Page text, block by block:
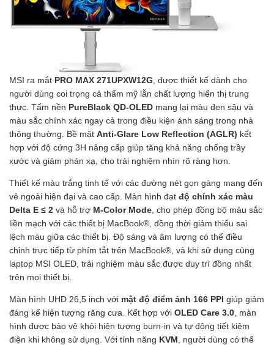
MSI ra mắt PRO MAX 271UPXW12G , được thiết kế dành cho
người dùng coi trọng cả thẩm mỹ lẫn chất lượng hiển thị trung
thực. Tấm nền PureBlack QD-OLED mang lại màu đen sâu và
màu sắc chính xác ngay cả trong điều kiện ánh sáng trong nhà
thông thường. Bề mặt Anti-Glare Low Reflection (AGLR) kết
hợp với độ cứng 3H nâng cấp giúp tăng khả năng chống trầy
xước và giảm phản xạ, cho trải nghiệm nhìn rõ ràng hơn.
Thiết kế màu trắng tinh tế với các đường nét gọn gàng mang đến
vẻ ngoài hiện đại và cao cấp. Màn hình đạt độ chính xác màu
Delta E ≤ 2 và hỗ trợ M-Color Mode , cho phép đồng bộ màu sắc
liền mạch với các thiết bị MacBook®, đồng thời giảm thiểu sai
lệch màu giữa các thiết bị. Độ sáng và âm lượng có thể điều
chỉnh trực tiếp từ phím tắt trên MacBook®, và khi sử dụng cùng
laptop MSI OLED, trải nghiệm màu sắc được duy trì đồng nhất
trên mọi thiết bị.
Màn hình UHD 26,5 inch với mật độ điểm ảnh 166 PPI giúp giảm
đáng kể hiện tượng răng cưa. Kết hợp với OLED Care 3.0 , màn
hình được bảo vệ khỏi hiện tượng burn-in và tự động tiết kiệm
điện khi không sử dụng. Với tính năng KVM , người dùng có thể